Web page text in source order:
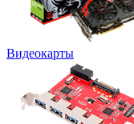
Видеокарты